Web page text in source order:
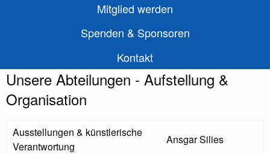
Mitglied werden
Spenden & Sponsoren
Kontakt
Unsere Abteilungen - Aufstellung &
Organisation
Ausstellungen & künstlerische
Verantwortung
Ansgar Silies